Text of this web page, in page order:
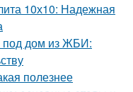
10х10: Надежная
под дом из ЖБИ:
полезнее